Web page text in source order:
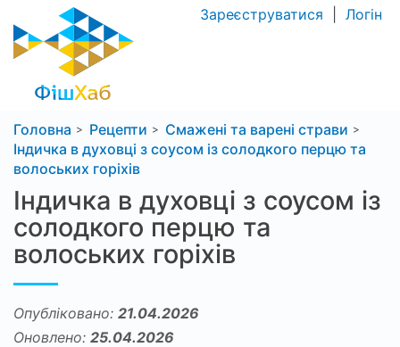
Зареєструватися Логін
Головна Рецепти
Смажені та варені страви
Індичка в духовці з соусом із солодкого перцю та
волоських горіхів
Індичка в духовці з соусом із
солодкого перцю та
волоських горіхів
Опубліковано: 21.04.2026
Оновлено: 25.04.2026